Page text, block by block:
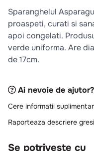
Sparanghelul
proaspeti, curati si
apoi congelati.
verde uniforma. Are
de 17cm.
Ai nevoie de ajutor?
Cere informatii
Raporteaza descriere
Se potriveste cu